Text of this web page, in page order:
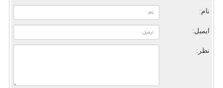
نام:
ایمیل:
نظر: